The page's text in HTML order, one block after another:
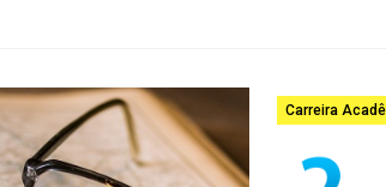
Carreira